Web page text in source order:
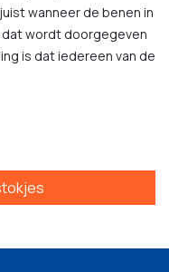
wanneer de benen in
wordt doorgegeven
is dat iedereen van de